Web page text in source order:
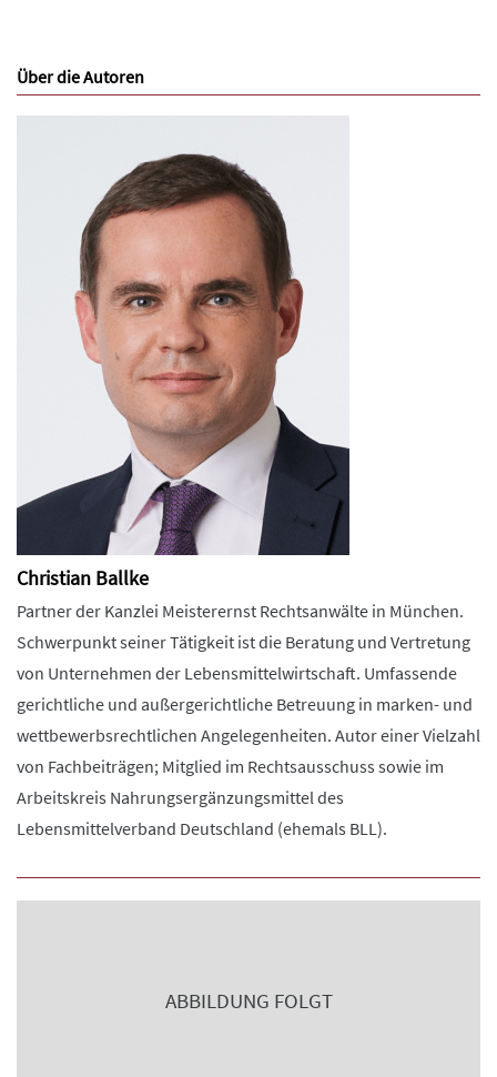
Über die Autoren
Christian Ballke
Partner der Kanzlei Meisterernst Rechtsanwälte in München.
Schwerpunkt seiner Tätigkeit ist die Beratung und Vertretung
von Unternehmen der Lebensmittelwirtschaft. Umfassende
gerichtliche und außergerichtliche Betreuung in marken- und
wettbewerbsrechtlichen Angelegenheiten. Autor einer Vielzahl
von Fachbeiträgen; Mitglied im Rechtsausschuss sowie im
Arbeitskreis Nahrungsergänzungsmittel des
Lebensmittelverband Deutschland (ehemals BLL).
ABBILDUNG FOLGT